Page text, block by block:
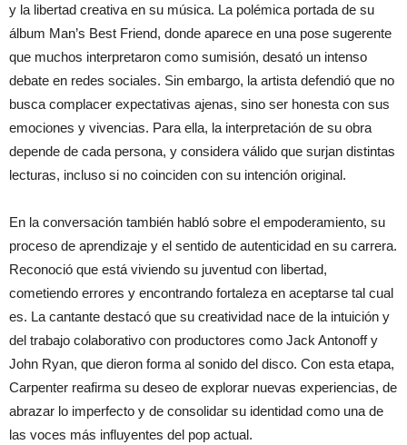
y la libertad creativa en su música. La polémica portada de su
álbum Man’s Best Friend, donde aparece en una pose sugerente
que muchos interpretaron como sumisión, desató un intenso
debate en redes sociales. Sin embargo, la artista defendió que no
busca complacer expectativas ajenas, sino ser honesta con sus
emociones y vivencias. Para ella, la interpretación de su obra
depende de cada persona, y considera válido que surjan distintas
lecturas, incluso si no coinciden con su intención original.
En la conversación también habló sobre el empoderamiento, su
proceso de aprendizaje y el sentido de autenticidad en su carrera.
Reconoció que está viviendo su juventud con libertad,
cometiendo errores y encontrando fortaleza en aceptarse tal cual
es. La cantante destacó que su creatividad nace de la intuición y
del trabajo colaborativo con productores como Jack Antonoff y
John Ryan, que dieron forma al sonido del disco. Con esta etapa,
Carpenter reafirma su deseo de explorar nuevas experiencias, de
abrazar lo imperfecto y de consolidar su identidad como una de
las voces más influyentes del pop actual.